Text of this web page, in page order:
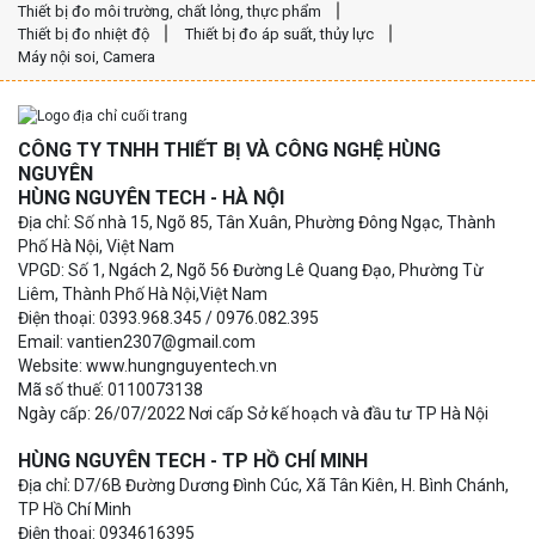
Thiết bị đo môi trường, chất lỏng, thực phẩm
Thiết bị đo nhiệt độ
Thiết bị đo áp suất, thủy lực
Máy nội soi, Camera
CÔNG TY TNHH THIẾT BỊ VÀ CÔNG NGHỆ HÙNG
NGUYÊN
HÙNG NGUYÊN TECH - HÀ NỘI
Địa chỉ: Số nhà 15, Ngõ 85, Tân Xuân, Phường Đông Ngạc, Thành
Phố Hà Nội, Việt Nam
VPGD: Số 1, Ngách 2, Ngõ 56 Đường Lê Quang Đạo, Phường Từ
Liêm, Thành Phố Hà Nội,Việt Nam
Điện thoại: 0393.968.345 / 0976.082.395
Email: vantien2307@gmail.com
Website: www.hungnguyentech.vn
Mã số thuế: 0110073138
Ngày cấp: 26/07/2022 Nơi cấp Sở kế hoạch và đầu tư TP Hà Nội
HÙNG NGUYÊN TECH - TP HỒ CHÍ MINH
Địa chỉ: D7/6B Đường Dương Đình Cúc, Xã Tân Kiên, H. Bình Chánh,
TP Hồ Chí Minh
Điện thoại: 0934616395